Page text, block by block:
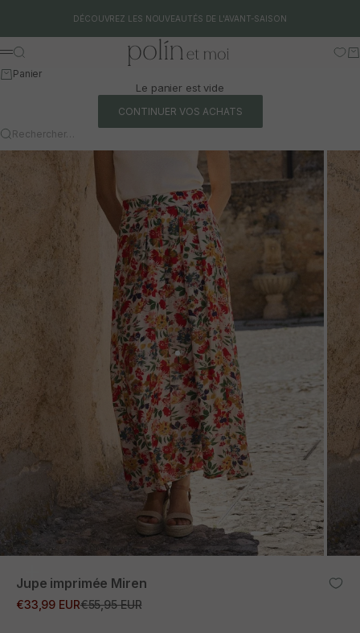
DÉCOUVREZ LES NOUVEAUTÉS DE L'AVANT-SAISON
Polín et moi
Menu
Rechercher
Panier
Le panier est vide
CONTINUER VOS ACHATS
Rechercher…
Aller à l'article 1
Aller à l'article 2
Jupe imprimée Miren
Prix promotionnel
€33,99 EURPrix normal
€55,95 EUR